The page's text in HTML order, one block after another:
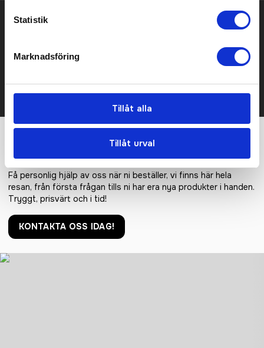
Statistik
Marknadsföring
Tillåt alla
Tillåt urval
Prisuppgift på mailen?
Vi hjälper er!
Få personlig hjälp av oss när ni beställer, vi finns här hela
resan, från första frågan tills ni har era nya produkter i handen.
Tryggt, prisvärt och i tid!
KONTAKTA OSS IDAG!